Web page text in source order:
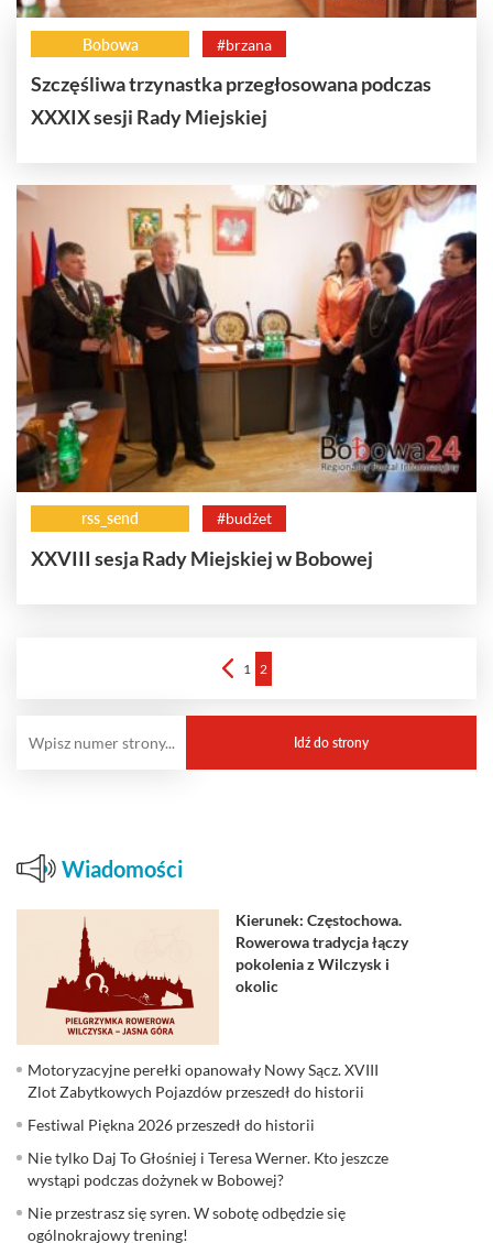
Bobowa #brzana
Szczęśliwa trzynastka przegłosowana podczas
XXXIX sesji Rady Miejskiej
rss_send #budżet
XXVIII sesja Rady Miejskiej w Bobowej
1 2
Wiadomości
Kierunek: Częstochowa.
Rowerowa tradycja łączy
pokolenia z Wilczysk i
okolic
Motoryzacyjne perełki opanowały Nowy Sącz. XVIII
Zlot Zabytkowych Pojazdów przeszedł do historii
Festiwal Piękna 2026 przeszedł do historii
Nie tylko Daj To Głośniej i Teresa Werner. Kto jeszcze
wystąpi podczas dożynek w Bobowej?
Nie przestrasz się syren. W sobotę odbędzie się
ogólnokrajowy trening!